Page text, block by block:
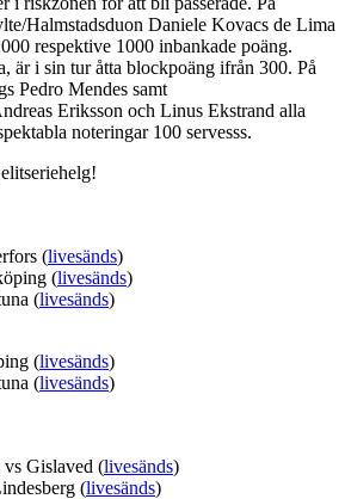
Halmstadsduon Daniele Kovacs de Lima
respektive 1000 inbankade poäng.
är i sin tur åtta blockpoäng ifrån 300. På
Pedro Mendes samt
Eriksson och Linus Ekstrand alla
noteringar 100 servesss.
(livesänds)
(livesänds)
(livesänds)
(livesänds)
(livesänds)
Gislaved (livesänds)
(livesänds)